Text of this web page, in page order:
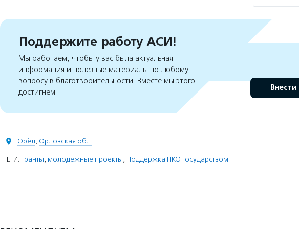
Поддержите работу АСИ!
Мы работаем, чтобы у вас была актуальная
информация и полезные материалы по любому
вопросу в благотворительности. Вместе мы этого
достигнем
Внести
Орёл, Орловская обл.
ТЕГИ: гранты, молодежные проекты, Поддержка НКО государством